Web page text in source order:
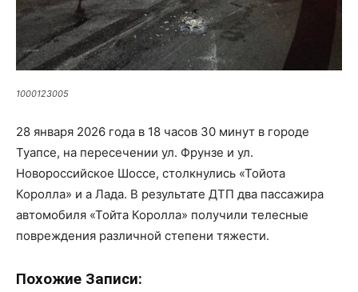
1000123005
28 января 2026 года в 18 часов 30 минут в городе
Туапсе, на пересечении ул. Фрунзе и ул.
Новороссийское Шоссе, столкнулись «Тойота
Королла» и а Лада. В результате ДТП два пассажира
автомобиля «Тойта Королла» получили телесные
повреждения различной степени тяжести.
Похожие Записи: